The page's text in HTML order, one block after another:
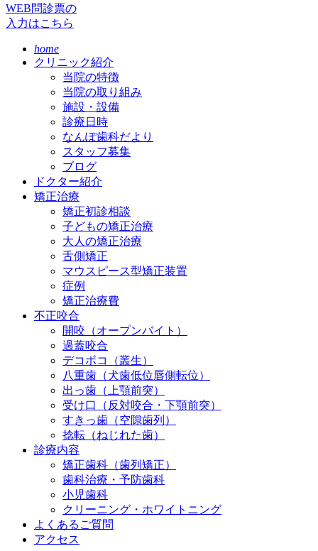
WEB問診票の
入力はこちら
home
クリニック紹介
当院の特徴
当院の取り組み
施設・設備
診療日時
なんぽ歯科だより
スタッフ募集
ブログ
ドクター紹介
矯正治療
矯正初診相談
子どもの矯正治療
大人の矯正治療
舌側矯正
マウスピース型矯正装置
症例
矯正治療費
不正咬合
開咬（オープンバイト）
過蓋咬合
デコボコ（叢生）
八重歯（犬歯低位唇側転位）
出っ歯（上顎前突）
受け口（反対咬合・下顎前突）
すきっ歯（空隙歯列）
捻転（ねじれた歯）
診療内容
矯正歯科（歯列矯正）
歯科治療・予防歯科
小児歯科
クリーニング・ホワイトニング
よくあるご質問
アクセス